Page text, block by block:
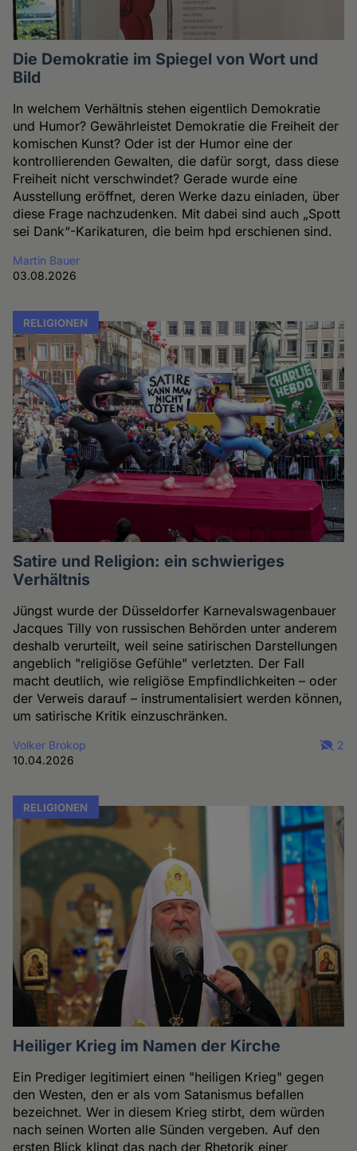
Die Demokratie im Spiegel von Wort und
Bild
In welchem Verhältnis stehen eigentlich Demokratie
und Humor? Gewährleistet Demokratie die Freiheit der
komischen Kunst? Oder ist der Humor eine der
kontrollierenden Gewalten, die dafür sorgt, dass diese
Freiheit nicht verschwindet? Gerade wurde eine
Ausstellung eröffnet, deren Werke dazu einladen, über
diese Frage nachzudenken. Mit dabei sind auch „Spott
sei Dank“-Karikaturen, die beim hpd erschienen sind.
Martin Bauer
03.08.2026
RELIGIONEN
Satire und Religion: ein schwieriges
Verhältnis
Jüngst wurde der Düsseldorfer Karnevalswagenbauer
Jacques Tilly von russischen Behörden unter anderem
deshalb verurteilt, weil seine satirischen Darstellungen
angeblich "religiöse Gefühle" verletzten. Der Fall
macht deutlich, wie religiöse Empfindlichkeiten – oder
der Verweis darauf – instrumentalisiert werden können,
um satirische Kritik einzuschränken.
Volker Brokop
10.04.2026
2
RELIGIONEN
Heiliger Krieg im Namen der Kirche
Ein Prediger legitimiert einen "heiligen Krieg" gegen
den Westen, den er als vom Satanismus befallen
bezeichnet. Wer in diesem Krieg stirbt, dem würden
nach seinen Worten alle Sünden vergeben. Auf den
ersten Blick klingt das nach der Rhetorik einer